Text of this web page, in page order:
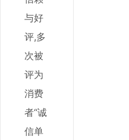
与好
评,多
次被
评为
消费
者“诚
信单